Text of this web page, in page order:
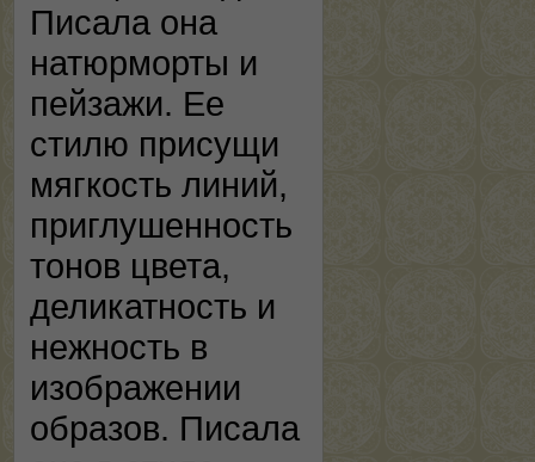
Писала она
натюрморты и
пейзажи. Ее
стилю присущи
мягкость линий,
приглушенность
тонов цвета,
деликатность и
нежность в
изображении
образов. Писала